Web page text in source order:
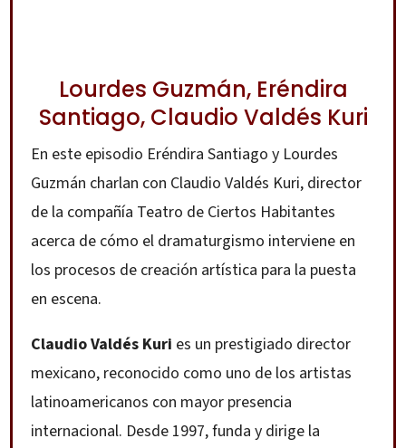
Lourdes Guzmán, Eréndira
Santiago, Claudio Valdés Kuri
En este episodio Eréndira Santiago y Lourdes
Guzmán charlan con Claudio Valdés Kuri, director
de la compañía Teatro de Ciertos Habitantes
acerca de cómo el dramaturgismo interviene en
los procesos de creación artística para la puesta
en escena.
Claudio Valdés Kuri es un prestigiado director
mexicano, reconocido como uno de los artistas
latinoamericanos con mayor presencia
internacional. Desde 1997, funda y dirige la